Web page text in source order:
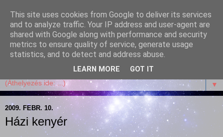
Garffyka
Szösszenetek a konyhámból, az életemből. Mosollyal,
receptekkel, vidámsággal, marcipánnal, csokival.
▼
2009. FEBR. 10.
Házi kenyér
This site uses cookies from Google to deliver its services
and to analyze traffic. Your IP address and user-agent are
shared with Google along with performance and security
metrics to ensure quality of service, generate usage
statistics, and to detect and address abuse.
LEARN MORE GOT IT